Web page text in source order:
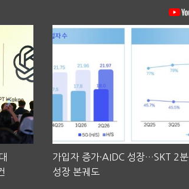
가입자 증가·AIDC 성장…SKT 2
성장 본궤도